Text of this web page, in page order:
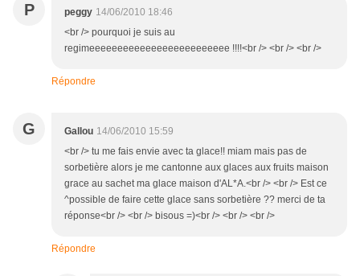
P peggy 14/06/2010 18:46
<br /> pourquoi je suis au
regimeeeeeeeeeeeeeeeeeeeeeeeee !!!!<br /> <br /> <br />
Répondre
G Gallou 14/06/2010 15:59
<br /> tu me fais envie avec ta glace!! miam mais pas de
sorbetière alors je me cantonne aux glaces aux fruits maison
grace au sachet ma glace maison d'AL*A.<br /> <br /> Est ce
^possible de faire cette glace sans sorbetière ?? merci de ta
réponse<br /> <br /> bisous =)<br /> <br /> <br />
Répondre